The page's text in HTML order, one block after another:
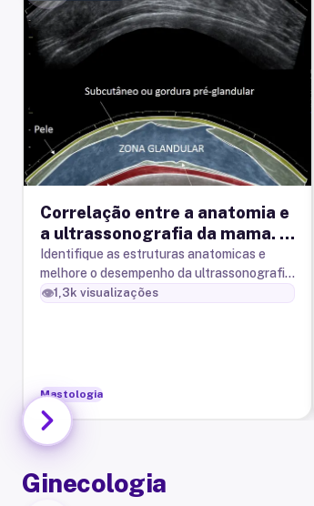
Correlação entre a anatomia e
a ultrassonografia da mama. O
que saber antes de começar.
Identifique as estruturas anatomicas e
melhore o desempenho da ultrassonografia
mamária
👁️1,3k visualizações
Mastologia
Ginecologia